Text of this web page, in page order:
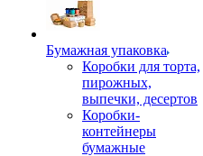
Бумажная упаковка
Коробки для торта,
пирожных,
выпечки, десертов
Коробки-
контейнеры
бумажные